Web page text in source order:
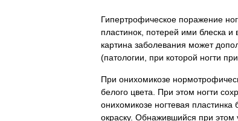
Гипертрофическое поражение
пластинок, потерей ими блеска
картина заболевания может
(патологии, при которой ногти
При онихомикозе
белого цвета. При этом ногти
онихомикозе ногтевая пластинка
окраску. Обнажившийся при этом